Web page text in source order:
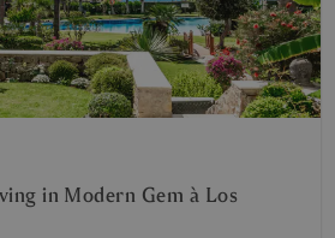
in Modern Gem à Los